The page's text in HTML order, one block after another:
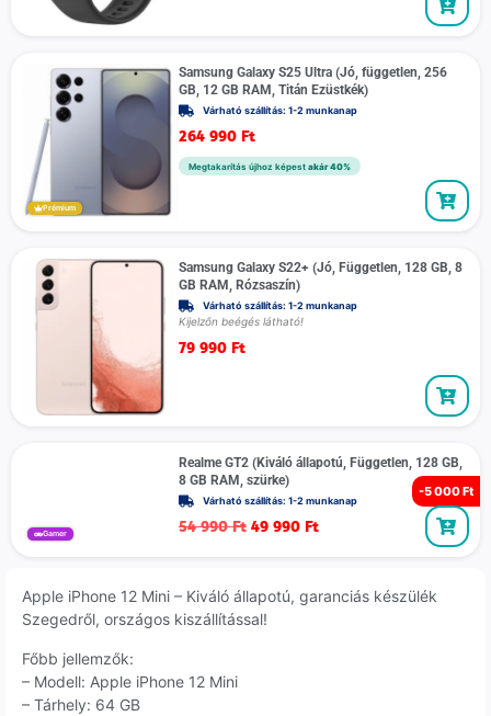
Prémium
Samsung Galaxy S25 Ultra (Jó, független, 256
GB, 12 GB RAM, Titán Ezüstkék)
Várható szállítás: 1-2 munkanap
264 990 Ft
Megtakarítás újhoz képest akár 40%
Samsung Galaxy S22+ (Jó, Független, 128 GB, 8
GB RAM, Rózsaszín)
Várható szállítás: 1-2 munkanap
Kijelzőn beégés látható!
79 990 Ft
-5 000 Ft
Gamer
Realme GT2 (Kiváló állapotú, Független, 128 GB,
8 GB RAM, szürke)
Várható szállítás: 1-2 munkanap
54 990Ft 49 990 Ft
Apple iPhone 12 Mini – Kiváló állapotú, garanciás készülék
Szegedről, országos kiszállítással!
Főbb jellemzők:
– Modell: Apple iPhone 12 Mini
– Tárhely: 64 GB